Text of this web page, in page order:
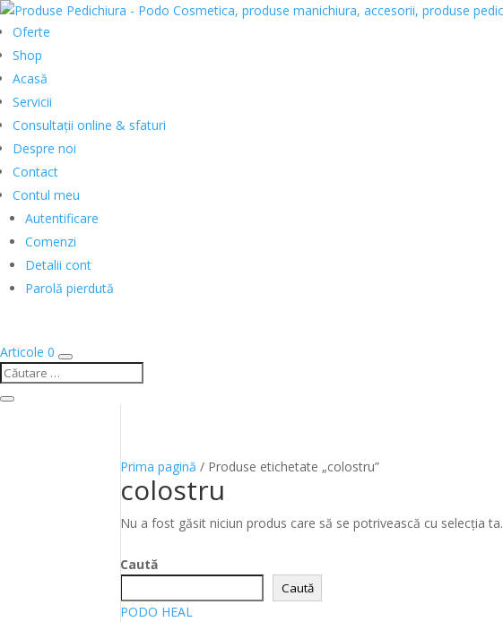
Oferte
Shop
Acasă
Servicii
Consultații online & sfaturi
Despre noi
Contact
Contul meu
Autentificare
Comenzi
Detalii cont
Parolă pierdută
Articole 0
Prima pagină / Produse etichetate „colostru”
colostru
Nu a fost găsit niciun produs care să se potrivească cu selecția ta.
Caută
Caută
PODO HEAL